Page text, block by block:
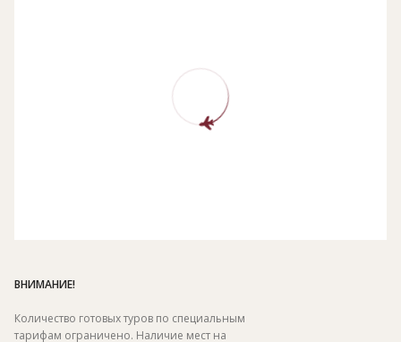
ВНИМАНИЕ!
Количество готовых туров по специальным
тарифам ограничено. Наличие мест на